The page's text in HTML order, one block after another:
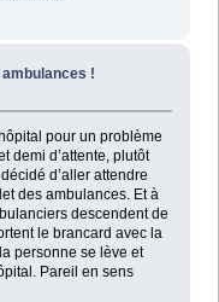
!
pour un problème
demi d’attente, plutôt
d’aller attendre
des ambulances. Et à
descendent de
le brancard avec la
personne se lève et
Pareil en sens